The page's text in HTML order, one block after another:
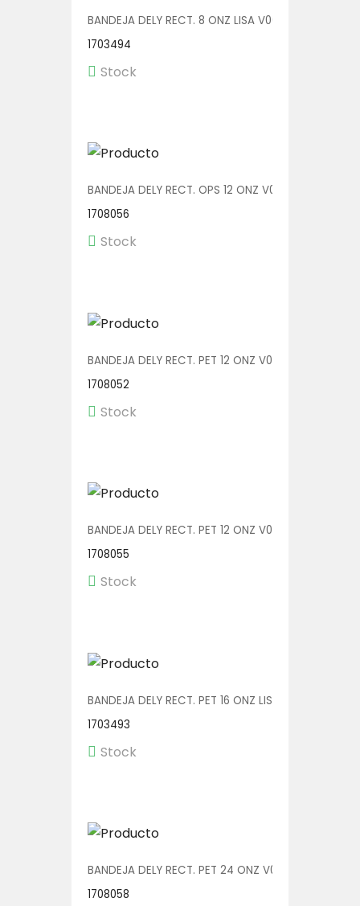
BANDEJA DELY RECT. 8 ONZ LISA V00571/P 1/600
1703494
Stock
BANDEJA DELY RECT. OPS 12 ONZ V00552/OPS 1/600
1708056
Stock
BANDEJA DELY RECT. PET 12 ONZ V00550 1/600
1708052
Stock
BANDEJA DELY RECT. PET 12 ONZ V00552 1/600
1708055
Stock
BANDEJA DELY RECT. PET 16 ONZ LISA V00573/P 1/
1703493
Stock
BANDEJA DELY RECT. PET 24 ONZ V00555 1/400
1708058